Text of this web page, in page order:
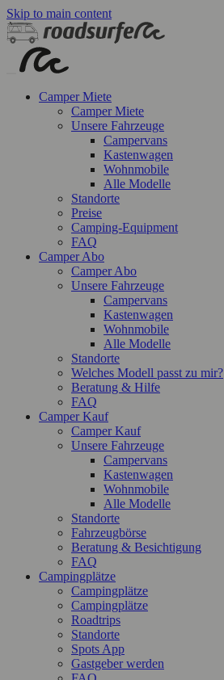
Skip to main content
Camper Miete
Camper Miete
Unsere Fahrzeuge
Campervans
Kastenwagen
Wohnmobile
Alle Modelle
Standorte
Preise
Camping-Equipment
FAQ
Camper Abo
Camper Abo
Unsere Fahrzeuge
Campervans
Kastenwagen
Wohnmobile
Alle Modelle
Standorte
Welches Modell passt zu mir?
Beratung & Hilfe
FAQ
Camper Kauf
Camper Kauf
Unsere Fahrzeuge
Campervans
Kastenwagen
Wohnmobile
Alle Modelle
Standorte
Fahrzeugbörse
Beratung & Besichtigung
FAQ
Campingplätze
Campingplätze
Campingplätze
Roadtrips
Standorte
Spots App
Gastgeber werden